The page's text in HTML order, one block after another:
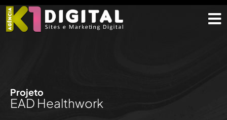
Projeto
EAD Healthwork